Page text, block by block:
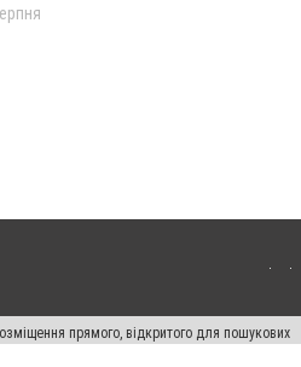
прямого, відкритого для пошукових